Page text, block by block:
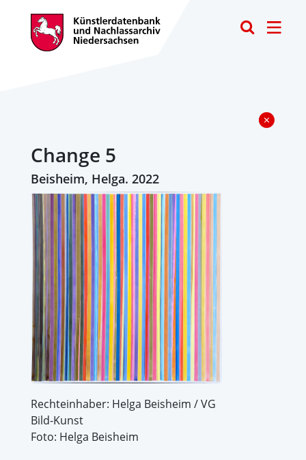
Change 5
Beisheim, Helga. 2022
Rechteinhaber: Helga Beisheim / VG
Bild-Kunst
Foto: Helga Beisheim